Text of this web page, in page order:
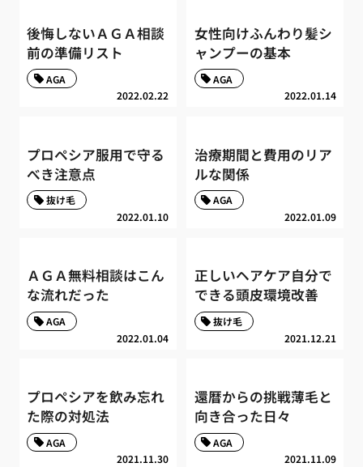
後悔しないＡＧＡ相談
前の準備リスト
2022.02.22
AGA
女性向けふんわり髪シ
ャンプーの基本
2022.01.14
AGA
プロペシア服用で守る
べき注意点
2022.01.10
抜け毛
治療期間と費用のリア
ルな関係
2022.01.09
AGA
ＡＧＡ無料相談はこん
な流れだった
2022.01.04
AGA
正しいヘアケア自分で
できる頭皮環境改善
2021.12.21
抜け毛
プロペシアを飲み忘れ
た際の対処法
2021.11.30
AGA
還暦からの挑戦薄毛と
向き合った日々
2021.11.09
AGA